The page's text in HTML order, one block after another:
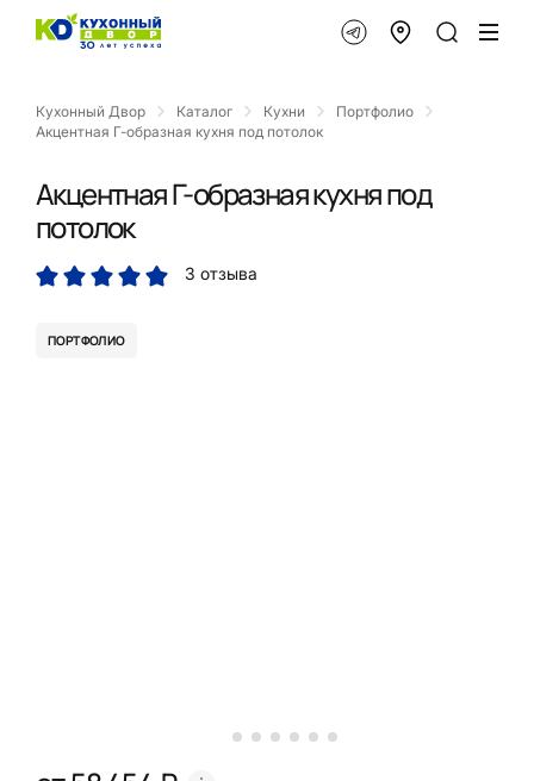
Кухонный Двор Каталог Кухни
Портфолио
Акцентная Г-образная кухня под потолок
Акцентная Г-образная кухня под
потолок
3 отзыва
ПОРТФОЛИО